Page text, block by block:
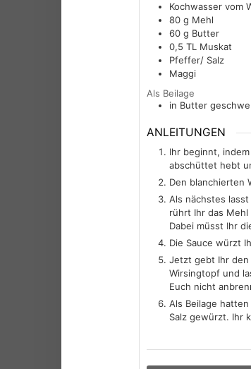
Kochwasser vom
80 g Mehl
60 g Butter
0,5 TL Muskat
Pfeffer/ Salz
Maggi
Als Beilage
in Butter
ANLEITUNGEN
Ihr beginnt,
abschüttet hebt
Den blanchierten
Als nächstes
rührt Ihr das
Dabei müsst Ihr
Die Sauce würzt
Jetzt gebt Ihr den
Wirsingtopf und
Euch nicht
Als Beilage
Salz gewürzt. Ihr